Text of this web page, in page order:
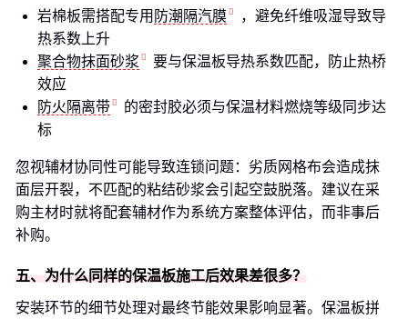
岩棉板需搭配专用 防潮隔汽膜
，避免纤维吸湿导致导
热系数上升
聚合物抹面砂浆
要与保温板导热系数匹配，防止热桥
效应
防火隔离带
的密封胶必须与保温材料燃烧等级同步达
标
忽视辅材协同性可能导致连锁问题：劣质网格布会造成抹
面层开裂，不匹配的粘结砂浆会引起空鼓脱落。建议在采
购主材时就将配套辅材作为系统方案整体评估，而非事后
补购。
五、为什么同样的保温板施工后效果差很多？
安装环节的细节处理对最终节能效果影响显著。保温板拼